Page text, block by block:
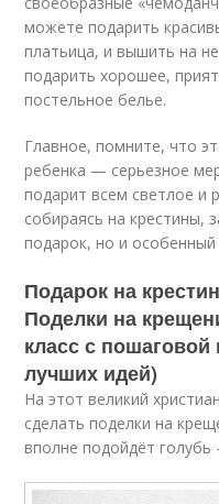
можете подарить
платьица, и вышить на
подарить хорошее,
постельное белье.
Главное, помните, что
ребенка — серьезное
подарит всем светлое и
собираясь на крестины,
подарок, но и
Подарок на
Поделки на
класс с
лучших идей)
На этот великий
сделать поделки на
вполне подойдёт голубь